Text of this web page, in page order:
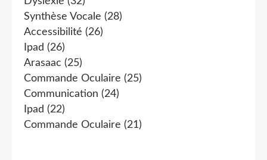
Synthèse Vocale (28)
Accessibilité (26)
Ipad (26)
Arasaac (25)
Commande Oculaire (25)
Communication (24)
Ipad (22)
Commande Oculaire (21)